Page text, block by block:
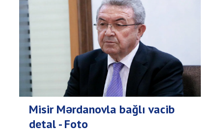
Misir Mərdanovla bağlı vacib
detal - Foto